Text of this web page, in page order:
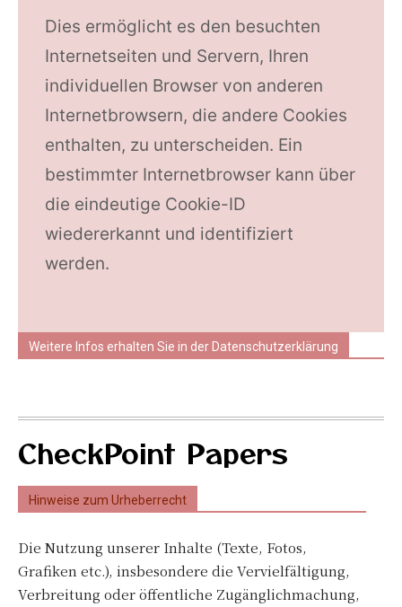
Dies ermöglicht es den besuchten
Internetseiten und Servern, Ihren
individuellen Browser von anderen
Internetbrowsern, die andere Cookies
enthalten, zu unterscheiden. Ein
bestimmter Internetbrowser kann über
die eindeutige Cookie-ID
wiedererkannt und identifiziert
werden.
Weitere Infos erhalten Sie in der Datenschutzerklärung
CheckPoint Papers
Hinweise zum Urheberrecht
Die Nutzung unserer Inhalte (Texte, Fotos,
Grafiken etc.), insbesondere die Vervielfältigung,
Verbreitung oder öffentliche Zugänglichmachung,